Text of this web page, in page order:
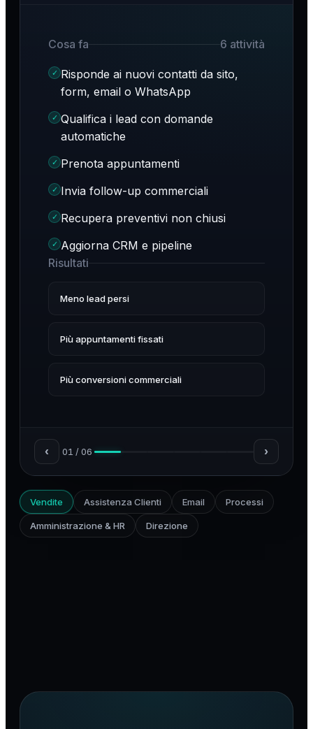
Cosa fa 6 attività
✓ Risponde ai nuovi contatti da sito,
form, email o WhatsApp
✓ Qualifica i lead con domande
automatiche
✓ Prenota appuntamenti
✓ Invia follow-up commerciali
✓ Recupera preventivi non chiusi
✓ Aggiorna CRM e pipeline
Risultati
Meno lead persi
Più appuntamenti fissati
Più conversioni commerciali
‹ 01 /06 ›
Vendite Assistenza Clienti Email Processi
Amministrazione & HR Direzione